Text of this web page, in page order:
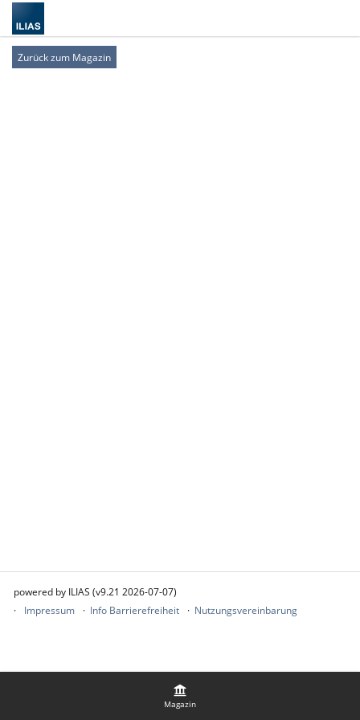
Magazin
Zurück zum Magazin
powered by ILIAS (v9.21 2026-07-07)
Impressum
Info Barrierefreiheit Nutzungsvereinbarung